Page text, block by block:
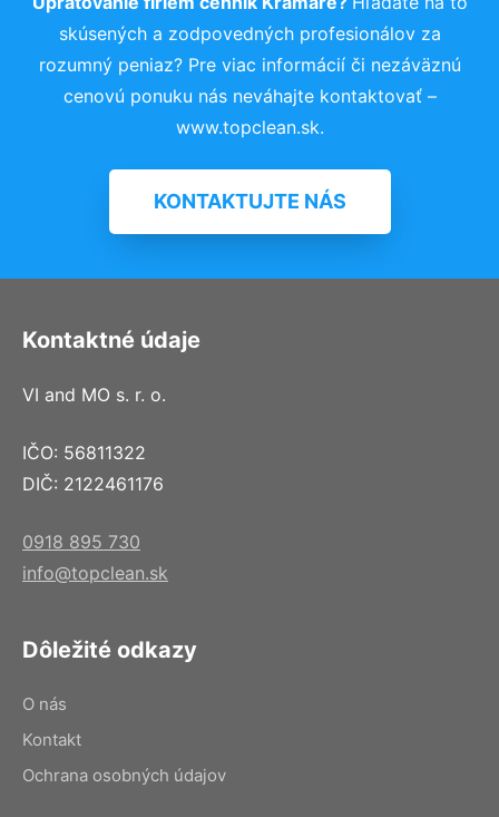
skúsených a zodpovedných profesionálov za
rozumný peniaz? Pre viac informácií či nezáväznú
cenovú ponuku nás neváhajte kontaktovať –
www.topclean.sk.
KONTAKTUJTE NÁS
Kontaktné údaje
VI and MO s. r. o.
IČO: 56811322
DIČ: 2122461176
0918 895 730
info@topclean.sk
Dôležité odkazy
O nás
Kontakt
Ochrana osobných údajov